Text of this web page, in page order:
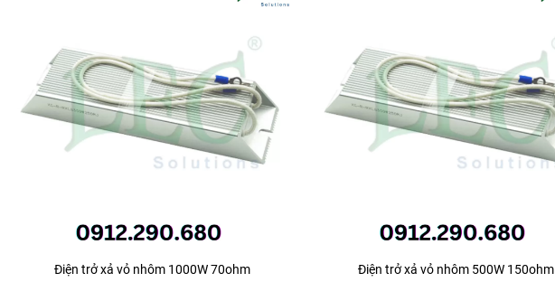
Điện trở xả vỏ nhôm 1000W 70ohm Điện trở xả vỏ nhôm 500W 150ohm